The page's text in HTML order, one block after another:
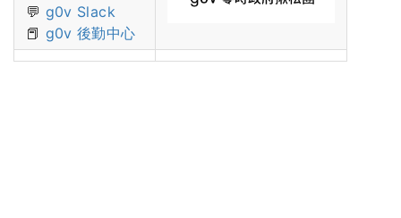
💬 g0v Slack
📕 g0v 後勤中心